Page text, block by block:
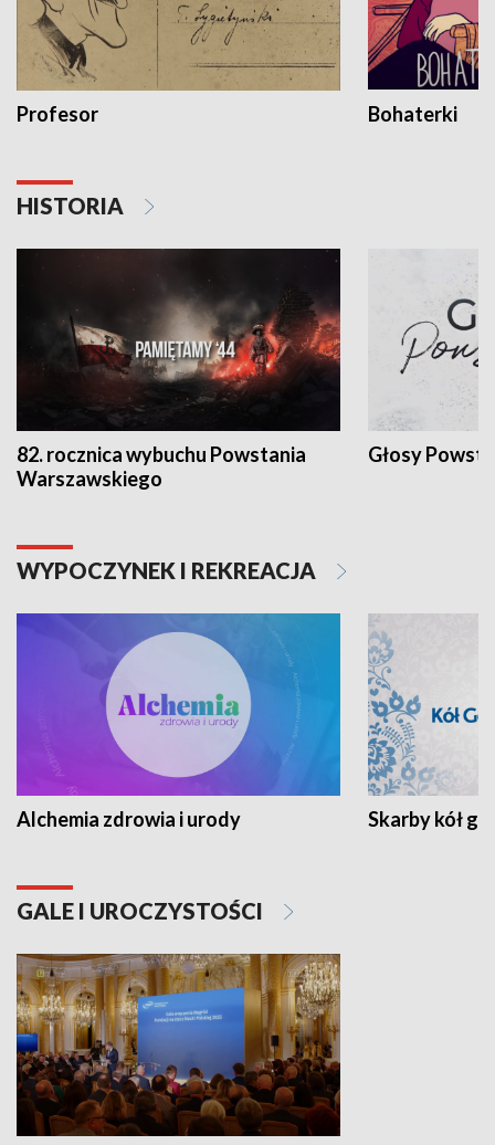
Profesor Bohaterki
HISTORIA
82. rocznica wybuchu Powstania
Warszawskiego
Głosy
WYPOCZYNEK I REKREACJA
Alchemia zdrowia i urody Skarby kół
GALE I UROCZYSTOŚCI